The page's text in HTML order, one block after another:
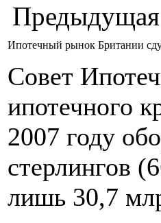
Предыдущая
Ипотечный рынок Британии
Совет
ипотечного
2007 году
стерлингов
лишь 30,7